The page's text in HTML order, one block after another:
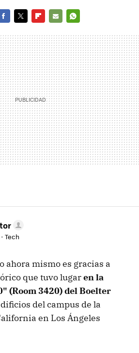
MAIL
Tech
ahora mismo es gracias a
que tuvo lugaren la
(Room 3420) del Boelter
del campus de la
en Los Ángeles